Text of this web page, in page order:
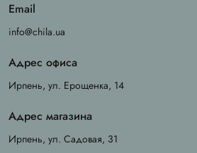
Email
info@chila.ua
Адрес офиса
Ирпень, ул. Ерощенка, 14
Адрес магазина
Ирпень, ул. Садовая, 31